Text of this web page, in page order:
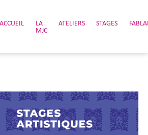
ACCUEIL
LA
MJC
ATELIERS STAGES